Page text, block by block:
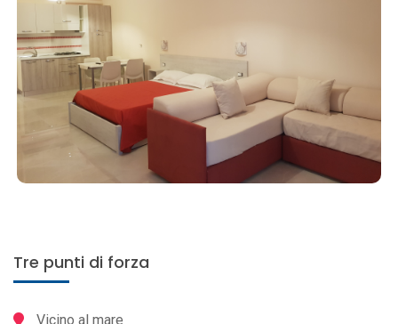
Tre punti di forza
Vicino al mare